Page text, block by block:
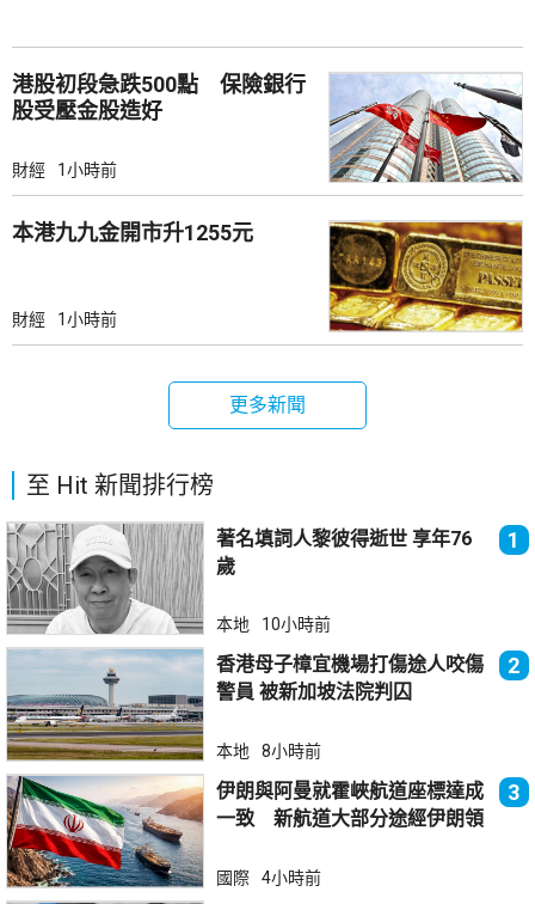
港股初段急跌500點 保險銀行
股受壓金股造好
財經 1小時前
本港九九金開市升1255元
財經 1小時前
更多新聞
至 Hit 新聞排行榜
著名填詞人黎彼得逝世 享年76
歲
1
本地 10小時前
香港母子樟宜機場打傷途人咬傷
警員 被新加坡法院判囚
2
本地 8小時前
伊朗與阿曼就霍峽航道座標達成
一致 新航道大部分途經伊朗領
3
國際 4小時前